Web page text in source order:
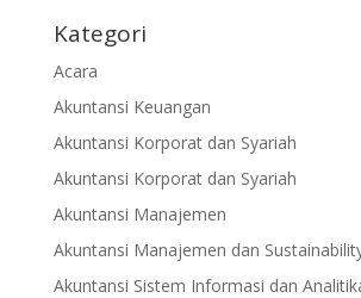
Kategori
Acara
Akuntansi Keuangan
Akuntansi Korporat dan Syariah
Akuntansi Korporat dan Syariah
Akuntansi Manajemen
Akuntansi Manajemen dan
Akuntansi Sistem Informasi dan